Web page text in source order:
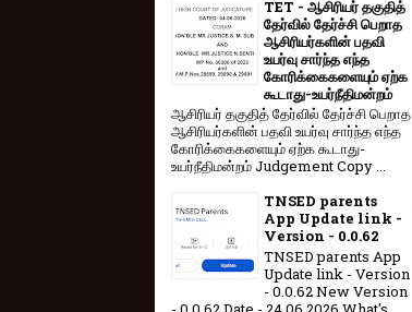
TET - ஆசிரியர் தகுதித்
தேர்வில் தேர்ச்சி பெறாத
ஆசிரியர்களின் பதவி
உயர்வு சார்ந்த எந்த
கோரிக்கைகளையும் ஏற்க
கூடாது-உயர்நீதிமன்றம்
ஆசிரியர் தகுதித் தேர்வில் தேர்ச்சி பெறாத
ஆசிரியர்களின் பதவி உயர்வு சார்ந்த எந்த
கோரிக்கைகளையும் ஏற்க கூடாது-
உயர்நீதிமன்றம் Judgement Copy ...
TNSED parents
App Update link -
Version - 0.0.62
TNSED parents App
Update link - Version
- 0.0.62 New Version